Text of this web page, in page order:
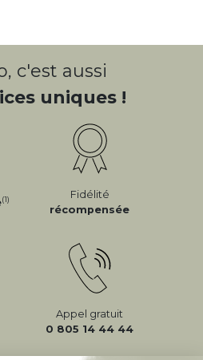
c'est aussi
uniques !
(1)
Fidélité
récompensée
Appel gratuit
0 805 14 44 44